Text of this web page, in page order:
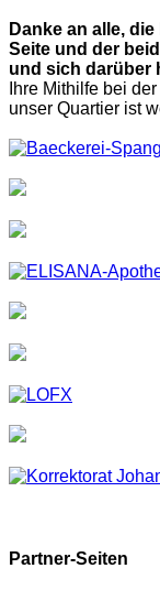
Danke an alle,
Seite und der
und sich darüber
Ihre Mithilfe bei
unser Quartier ist
Partner-Seiten